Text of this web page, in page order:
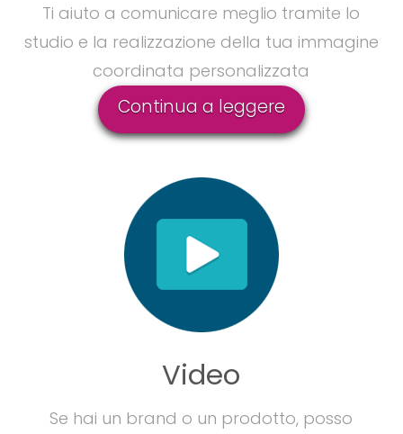
Ti aiuto a comunicare meglio tramite lo
studio e la realizzazione della tua immagine
coordinata personalizzata
Continua a leggere
Video
Se hai un brand o un prodotto, posso